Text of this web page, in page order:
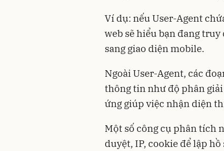
Ví dụ: nếu User-Agent
web sẽ hiểu bạn đang truy
sang giao diện mobile.
Ngoài User-Agent, các
thông tin như độ phân
ứng giúp việc nhận diện
Một số công cụ phân tích
duyệt, IP, cookie để lập